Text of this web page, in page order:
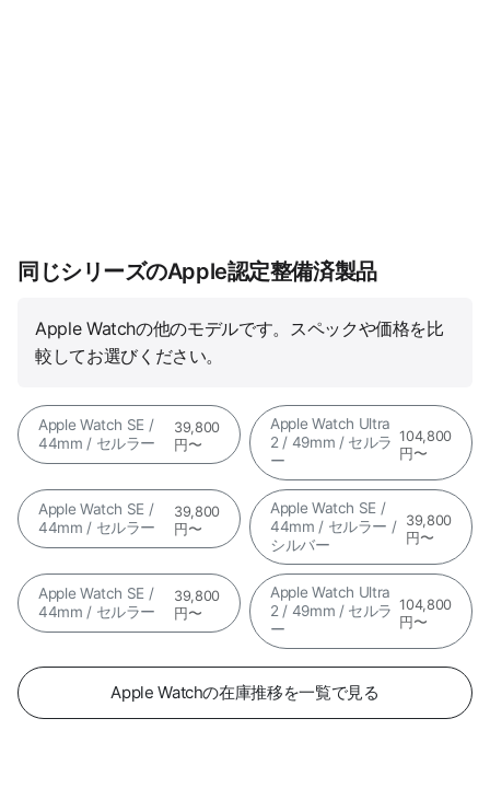
同じシリーズのApple認定整備済製品
Apple Watchの他のモデルです。スペックや価格を比
較してお選びください。
Apple Watch SE /
44mm / セルラー
39,800
円〜
Apple Watch Ultra
2 / 49mm / セルラ
ー
104,800
円〜
Apple Watch SE /
44mm / セルラー
39,800
円〜
Apple Watch SE /
44mm / セルラー /
シルバー
39,800
円〜
Apple Watch SE /
44mm / セルラー
39,800
円〜
Apple Watch Ultra
2 / 49mm / セルラ
ー
104,800
円〜
Apple Watchの在庫推移を一覧で見る